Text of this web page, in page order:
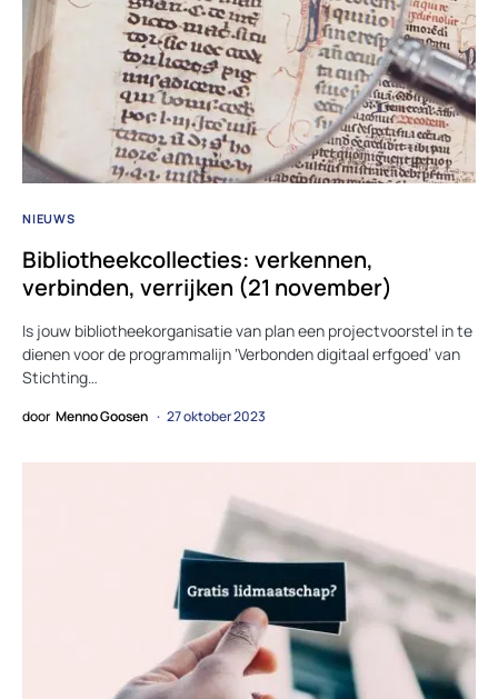
NIEUWS
Bibliotheekcollecties: verkennen,
verbinden, verrijken (21 november)
Is jouw bibliotheekorganisatie van plan een projectvoorstel in te
dienen voor de programmalijn ‘Verbonden digitaal erfgoed’ van
Stichting…
door Menno Goosen 27 oktober 2023